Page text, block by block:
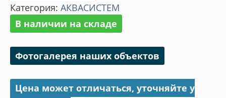
универсальная
полукруглая
Категория: АКВАСИСТЕМ
В наличии на складе
Фотогалерея наших объектов
Цена может отличаться, уточняйте у